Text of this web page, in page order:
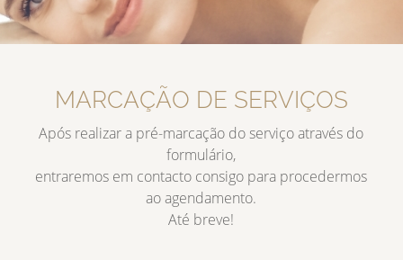
MARCAÇÃO DE SERVIÇOS
Após realizar a pré-marcação do serviço através do
formulário,
entraremos em contacto consigo para procedermos
ao agendamento.
Até breve!